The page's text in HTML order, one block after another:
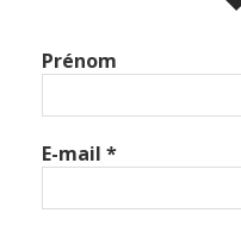
Prénom
E-mail *